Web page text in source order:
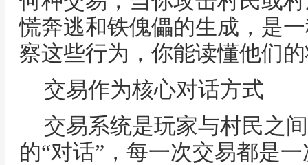
慌奔逃和铁傀儡的生成，是
察这些行为，你能读懂他们
交易作为核心对话方式
交易系统是玩家与村民之
的“对话”，每一次交易都是